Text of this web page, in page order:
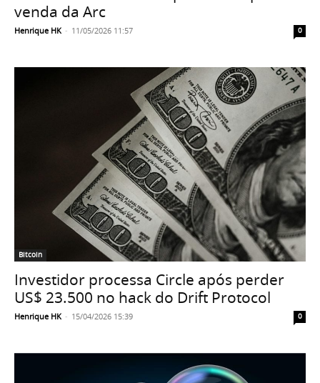
venda da Arc
Henrique HK - 11/05/2026 11:57 0
Bitcoin
Investidor processa Circle após perder
US$ 23.500 no hack do Drift Protocol
Henrique HK - 15/04/2026 15:39 0